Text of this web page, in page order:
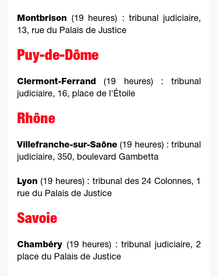
Montbrison(19 heures) : tribunal judiciaire,
13, rue du Palais de Justice
Puy-de-Dôme
Clermont-Ferrand (19 heures) : tribunal
judiciaire, 16, place de l'Étoile
Rhône
Villefranche-sur-Saône (19 heures) : tribunal
judiciaire, 350, boulevard Gambetta
Lyon(19 heures) : tribunal des 24 Colonnes, 1
rue du Palais de Justice
Savoie
Chambéry (19 heures) : tribunal judiciaire, 2
place du Palais de Justice